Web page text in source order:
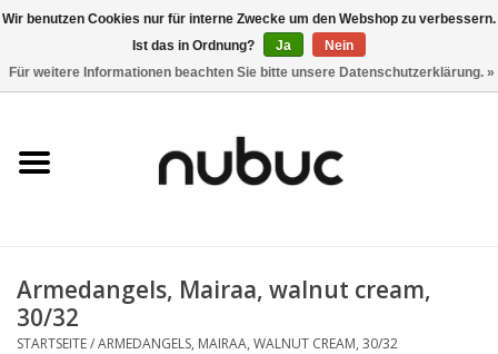
0 Artikel - CHF 0,00
Damen
Accessoires
Armedangels, Mairaa, walnut cream,
30/32
STARTSEITE/ARMEDANGELS, MAIRAA, WALNUT CREAM, 30/32
Wir benutzen Cookies nur für interne Zwecke um den Webshop zu verbessern.
Ist das in Ordnung?
Ja
Nein
Für weitere Informationen beachten Sie bitte unsere Datenschutzerklärung. »